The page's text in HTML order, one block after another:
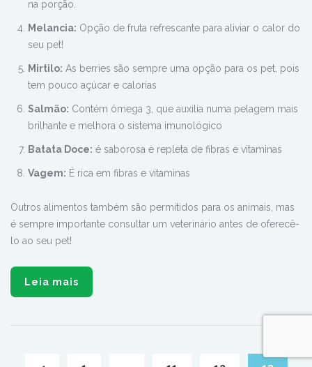
na porção.
Melancia: Opção de fruta refrescante para aliviar o calor do
seu pet!
Mirtilo: As berries são sempre uma opção para os pet, pois
tem pouco açúcar e calorias
Salmão: Contém ômega 3, que auxilia numa pelagem mais
brilhante e melhora o sistema imunológico
Batata Doce: é saborosa e repleta de fibras e vitaminas
Vagem: É rica em fibras e vitaminas
Outros alimentos também são permitidos para os animais, mas
é sempre importante consultar um veterinário antes de oferecê-
lo ao seu pet!
Leia mais